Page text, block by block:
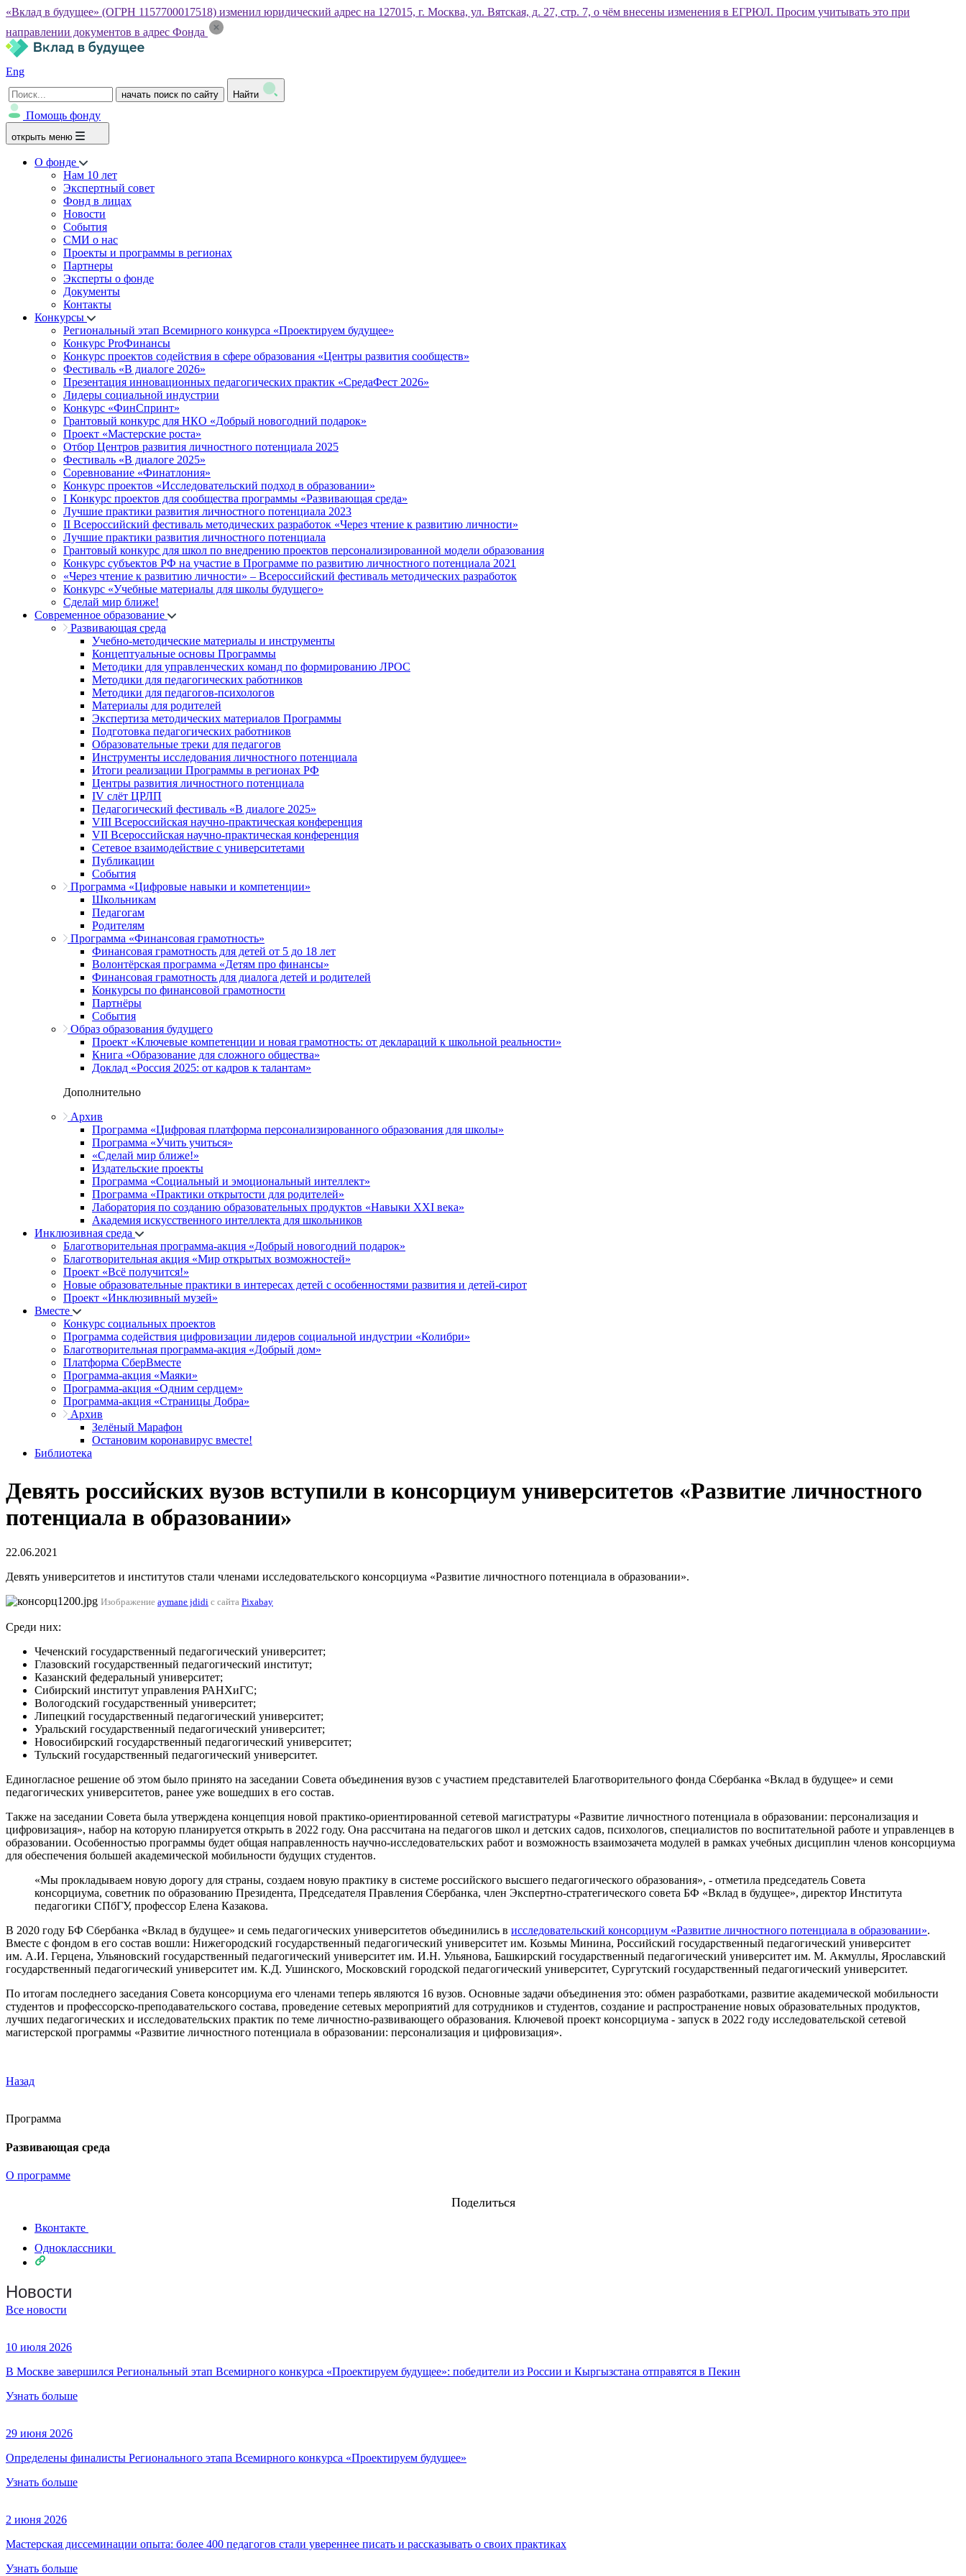
«Вклад в будущее» (ОГРН 1157700017518) изменил юридический адрес на 127015, г. Москва, ул. Вятская, д. 27, стр. 7, о чём внесены изменения в ЕГРЮЛ. Просим учитывать это при
направлении документов в адрес Фонда
Eng
начать поиск по сайту Найти
Помощь фонду
открыть меню
О фонде
Нам 10 лет
Экспертный совет
Фонд в лицах
Новости
События
СМИ о нас
Проекты и программы в регионах
Партнеры
Эксперты о фонде
Документы
Контакты
Конкурсы
Региональный этап Всемирного конкурса «Проектируем будущее»
Конкурс ProФинансы
Конкурс проектов содействия в сфере образования «Центры развития сообществ»
Фестиваль «В диалоге 2026»
Презентация инновационных педагогических практик «СредаФест 2026»
Лидеры социальной индустрии
Конкурс «ФинСпринт»
Грантовый конкурс для НКО «Добрый новогодний подарок»
Проект «Мастерские роста»
Отбор Центров развития личностного потенциала 2025
Фестиваль «В диалоге 2025»
Соревнование «Финатлония»
Конкурс проектов «Исследовательский подход в образовании»
I Конкурс проектов для сообщества программы «Развивающая среда»
Лучшие практики развития личностного потенциала 2023
II Всероссийский фестиваль методических разработок «Через чтение к развитию личности»
Лучшие практики развития личностного потенциала
Грантовый конкурс для школ по внедрению проектов персонализированной модели образования
Конкурс субъектов РФ на участие в Программе по развитию личностного потенциала 2021
«Через чтение к развитию личности» – Всероссийский фестиваль методических разработок
Конкурс «Учебные материалы для школы будущего»
Сделай мир ближе!
Современное образование
Развивающая среда
Учебно-методические материалы и инструменты
Концептуальные основы Программы
Методики для управленческих команд по формированию ЛРОС
Методики для педагогических работников
Методики для педагогов-психологов
Материалы для родителей
Экспертиза методических материалов Программы
Подготовка педагогических работников
Образовательные треки для педагогов
Инструменты исследования личностного потенциала
Итоги реализации Программы в регионах РФ
Центры развития личностного потенциала
IV слёт ЦРЛП
Педагогический фестиваль «В диалоге 2025»
VIII Всероссийская научно-практическая конференция
VII Всероссийская научно-практическая конференция
Сетевое взаимодействие с университетами
Публикации
События
Программа «Цифровые навыки и компетенции»
Школьникам
Педагогам
Родителям
Программа «Финансовая грамотность»
Финансовая грамотность для детей от 5 до 18 лет
Волонтёрская программа «Детям про финансы»
Финансовая грамотность для диалога детей и родителей
Конкурсы по финансовой грамотности
Партнёры
События
Образ образования будущего
Проект «Ключевые компетенции и новая грамотность: от деклараций к школьной реальности»
Книга «Образование для сложного общества»
Доклад «Россия 2025: от кадров к талантам»
Дополнительно
Архив
Программа «Цифровая платформа персонализированного образования для школы»
Программа «Учить учиться»
«Сделай мир ближе!»
Издательские проекты
Программа «Социальный и эмоциональный интеллект»
Программа «Практики открытости для родителей»
Лаборатория по созданию образовательных продуктов «Навыки XXI века»
Академия искусственного интеллекта для школьников
Инклюзивная среда
Благотворительная программа-акция «Добрый новогодний подарок»
Благотворительная акция «Мир открытых возможностей»
Проект «Всё получится!»
Новые образовательные практики в интересах детей с особенностями развития и детей-сирот
Проект «Инклюзивный музей»
Вместе
Конкурс социальных проектов
Программа содействия цифровизации лидеров социальной индустрии «Колибри»
Благотворительная программа-акция «Добрый дом»
Платформа СберВместе
Программа-акция «Маяки»
Программа-акция «Одним сердцем»
Программа-акция «Страницы Добра»
Архив
Зелёный Марафон
Остановим коронавирус вместе!
Библиотека
Девять российских вузов вступили в консорциум университетов «Развитие личностного
потенциала в образовании»
22.06.2021
Девять университетов и институтов стали членами исследовательского консорциума «Развитие личностного потенциала в образовании».
Изображение aymane jdidi с сайта Pixabay
Среди них:
Чеченский государственный педагогический университет;
Глазовский государственный педагогический институт;
Казанский федеральный университет;
Сибирский институт управления РАНХиГС;
Вологодский государственный университет;
Липецкий государственный педагогический университет;
Уральский государственный педагогический университет;
Новосибирский государственный педагогический университет;
Тульский государственный педагогический университет.
Единогласное решение об этом было принято на заседании Совета объединения вузов с участием представителей Благотворительного фонда Сбербанка «Вклад в будущее» и семи
педагогических университетов, ранее уже вошедших в его состав.
Также на заседании Совета была утверждена концепция новой практико-ориентированной сетевой магистратуры «Развитие личностного потенциала в образовании: персонализация и
цифровизация», набор на которую планируется открыть в 2022 году. Она рассчитана на педагогов школ и детских садов, психологов, специалистов по воспитательной работе и управленцев в
образовании. Особенностью программы будет общая направленность научно-исследовательских работ и возможность взаимозачета модулей в рамках учебных дисциплин членов консорциума
для обеспечения большей академической мобильности будущих студентов.
«Мы прокладываем новую дорогу для страны, создаем новую практику в системе российского высшего педагогического образования», - отметила председатель Совета
консорциума, советник по образованию Президента, Председателя Правления Сбербанка, член Экспертно-стратегического совета БФ «Вклад в будущее», директор Института
педагогики СПбГУ, профессор Елена Казакова.
В 2020 году БФ Сбербанка «Вклад в будущее» и семь педагогических университетов объединились в исследовательский консорциум «Развитие личностного потенциала в образовании».
Вместе с фондом в его состав вошли: Нижегородский государственный педагогический университет им. Козьмы Минина, Российский государственный педагогический университет
им. А.И. Герцена, Ульяновский государственный педагогический университет им. И.Н. Ульянова, Башкирский государственный педагогический университет им. М. Акмуллы, Ярославский
государственный педагогический университет им. К.Д. Ушинского, Московский городской педагогический университет, Сургутский государственный педагогический университет.
По итогам последнего заседания Совета консорциума его членами теперь являются 16 вузов. Основные задачи объединения это: обмен разработками, развитие академической мобильности
студентов и профессорско-преподавательского состава, проведение сетевых мероприятий для сотрудников и студентов, создание и распространение новых образовательных продуктов,
лучших педагогических и исследовательских практик по теме личностно-развивающего образования. Ключевой проект консорциума - запуск в 2022 году исследовательской сетевой
магистерской программы «Развитие личностного потенциала в образовании: персонализация и цифровизация».
Назад
Программа
Развивающая среда
О программе
Поделиться
Вконтакте
Одноклассники
Новости
Все новости
10 июля 2026
В Москве завершился Региональный этап Всемирного конкурса «Проектируем будущее»: победители из России и Кыргызстана отправятся в Пекин
Узнать больше
29 июня 2026
Определены финалисты Регионального этапа Всемирного конкурса «Проектируем будущее»
Узнать больше
2 июня 2026
Мастерская диссеминации опыта: более 400 педагогов стали увереннее писать и рассказывать о своих практиках
Узнать больше